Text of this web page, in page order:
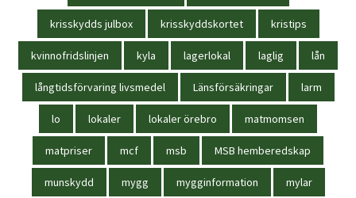
krisskydds julbox krisskyddskortet kristips
kvinnofridslinjen kyla lagerlokal laglig lån
långtidsförvaring livsmedel Länsförsäkringar larm
lo lokaler lokaler örebro matmomsen
matpriser mcf msb MSB hemberedskap
munskydd mygg mygginformation mylar